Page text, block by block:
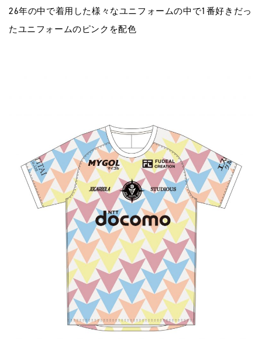
26年の中で着⽤した様々なユニフォームの中で1番好きだっ
たユニフォームのピンクを配⾊